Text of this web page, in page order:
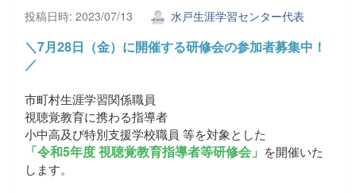
投稿日時: 2023/07/13 水戸生涯学習センター代表
＼7月28日（金）に開催する研修会の参加者募集中！
／
市町村生涯学習関係職員
視聴覚教育に携わる指導者
小中高及び特別支援学校職員 等を対象とした
「令和5年度 視聴覚教育指導者等研修会」 を開催いた
します。